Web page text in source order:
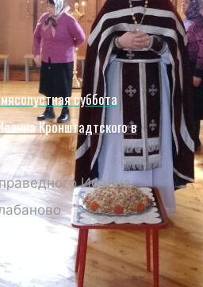
суббота
Кронштадтского в
Иоанна